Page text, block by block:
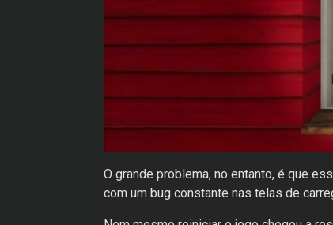
O grande problema, no entanto, é que
com um bug constante nas telas de